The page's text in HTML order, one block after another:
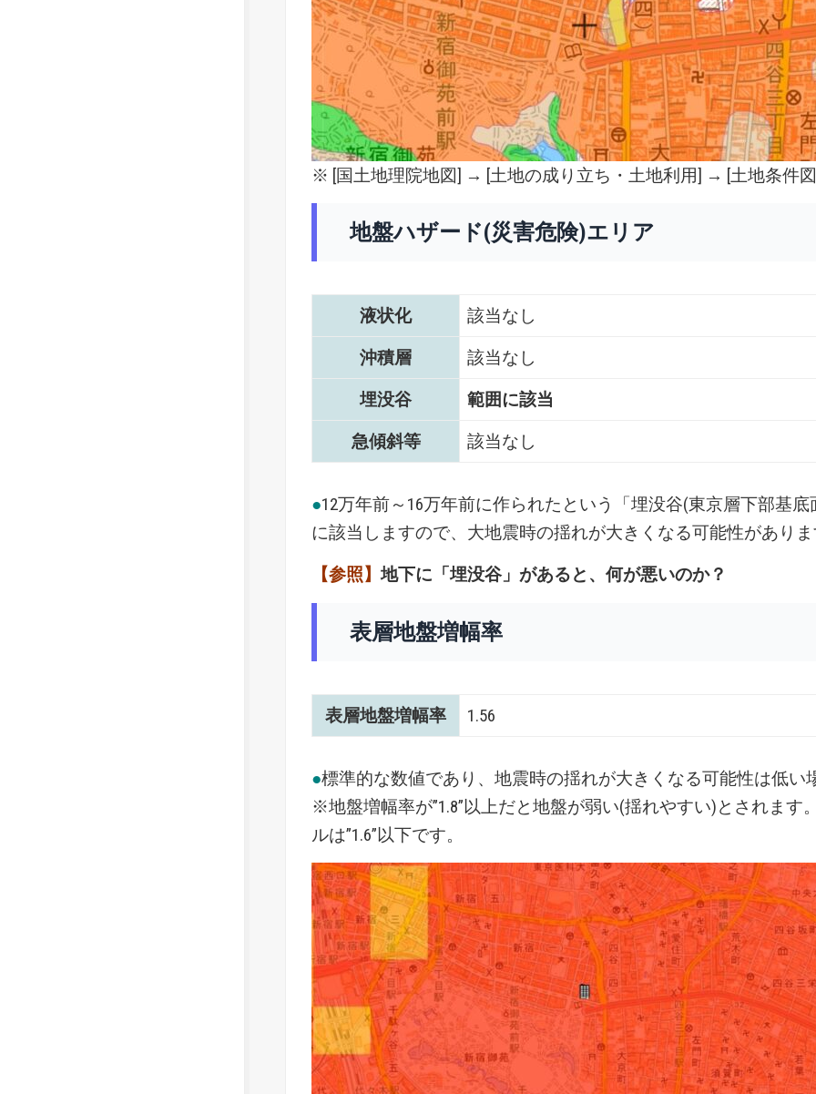
※ [国土地理院地図] → [土地の成り立ち・土地利用] → [土地条件
地盤ハザード(災害危険)エリア
液状化
該当なし
沖積層
該当なし
埋没谷
範囲に該当
急傾斜等
該当なし
●12万年前～16万年前に作られたという「埋没谷(東京層下部基
に該当しますので、大地震時の揺れが大きくなる可能性があり
【参照】地下に「埋没谷」があると、何が悪いのか？
表層地盤増幅率
表層地盤増幅率 1.56
●標準的な数値であり、地震時の揺れが大きくなる可能性は低い
※地盤増幅率が”1.8”以上だと地盤が弱い(揺れやすい)とされます
ルは”1.6”以下です。